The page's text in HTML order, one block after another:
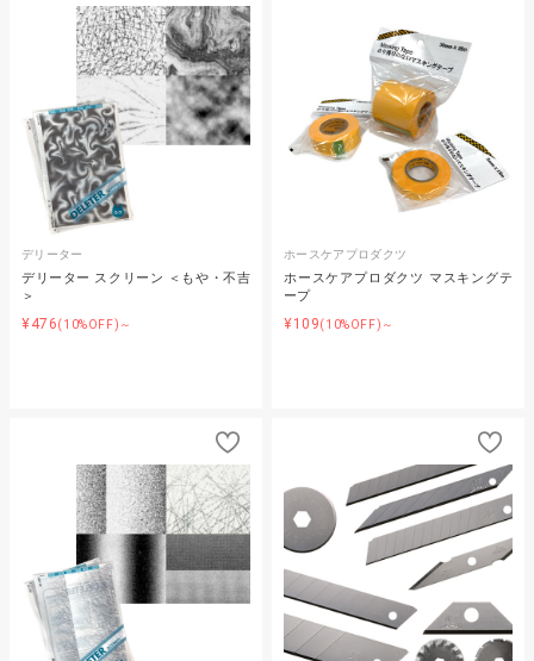
デリーター
デリーター スクリーン ＜もや・不吉
＞
¥476(10%OFF)～
ホースケアプロダクツ
ホースケアプロダクツ マスキングテ
ープ
¥109(10%OFF)～